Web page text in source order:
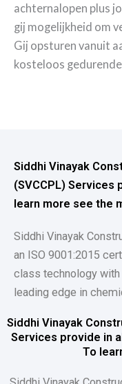
achternalopen plus
gij mogelijkheid om
Gij opsturen vanuit
kosteloos
Siddhi Vinayak
(SVCCPL) Services
learn more see the
Siddhi Vinayak
an ISO 9001:2015
class technology
leading edge in
Siddhi Vinayak
Services provide in
To